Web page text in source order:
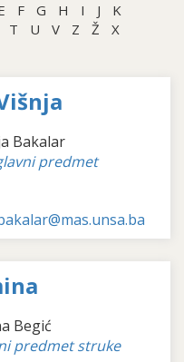
F G H I J
K
T U V Z Ž
X
Bakalar
predmet
Begić
predmet struke